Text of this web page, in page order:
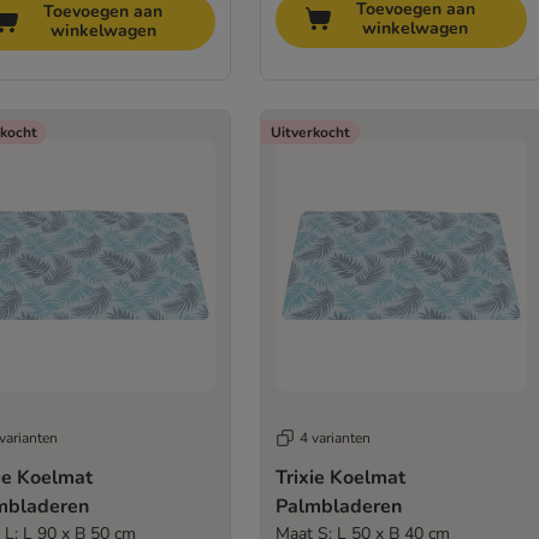
Toevoegen aan
winkelwagen
Toevoegen aan
winkelwagen
Koelmat
L: L 90 x B 50 cm
Uitverkocht
4 varianten
Trixie Koelmat
Palmbladeren
Maat S: L 50 x B 40 cm